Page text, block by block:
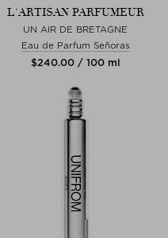
L'ARTISAN PARFUMEUR
UN AIR DE BRETAGNE
Eau de Parfum Señoras
$‌240.00 / 100 ml